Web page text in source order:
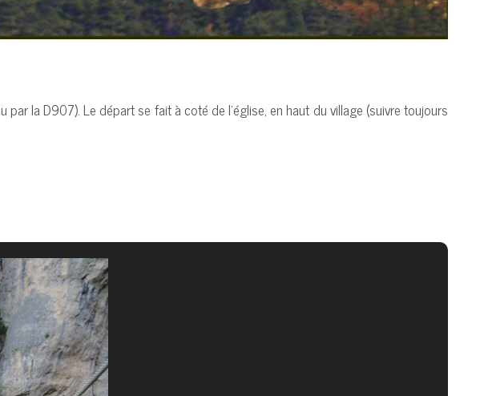
la D907). Le départ se fait à coté de l’église, en haut du village (suivre toujours